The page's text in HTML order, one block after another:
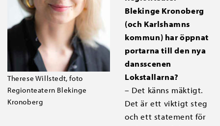
Therese Willstedt, foto
Regionteatern Blekinge
Kronoberg
Blekinge Kronoberg
(och Karlshamns
kommun) har öppnat
portarna till den nya
dansscenen
Lokstallarna?
– Det känns mäktigt.
Det är ett viktigt steg
och ett statement för